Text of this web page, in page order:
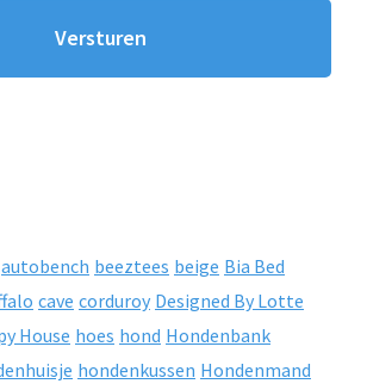
autobench beeztees beige Bia Bed
cave corduroy Designed By Lotte
House hoes hond Hondenbank
hondenkussen Hondenmand